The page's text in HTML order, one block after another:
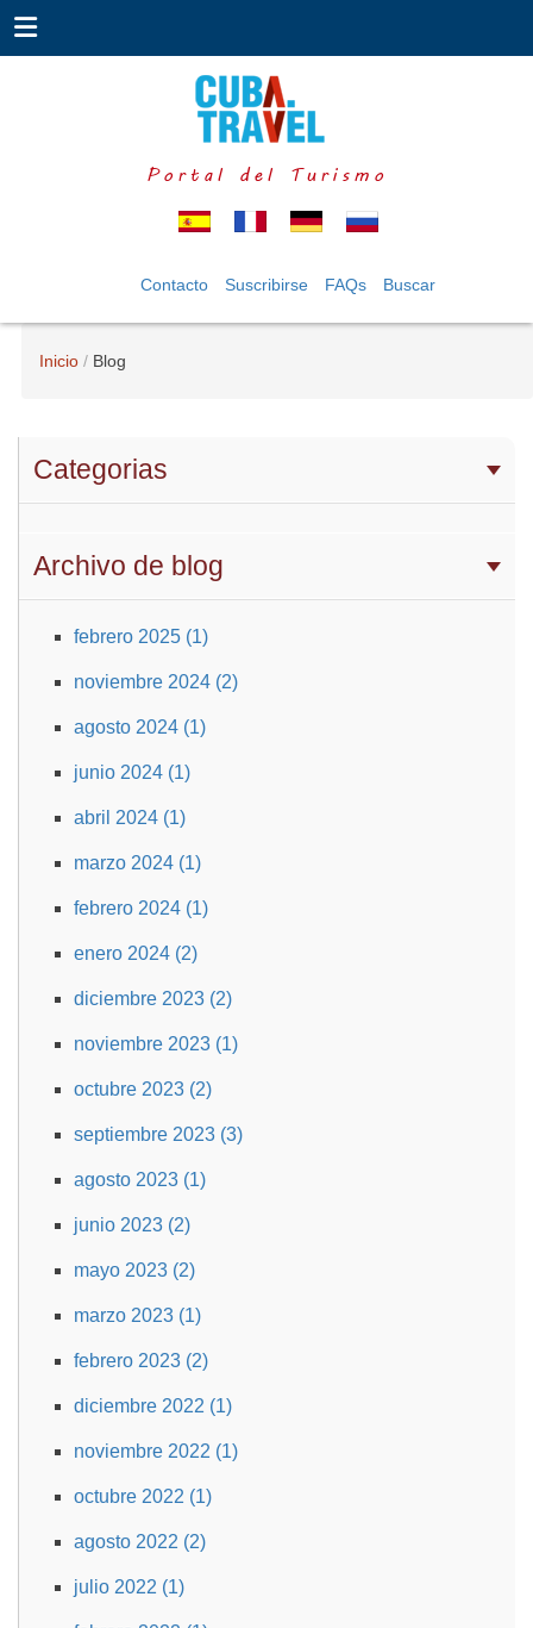
Portal del Turismo
Contacto Suscribirse FAQs Buscar
Inicio Blog
Categorias
Archivo de blog
febrero 2025 (1)
noviembre 2024 (2)
agosto 2024 (1)
junio 2024 (1)
abril 2024 (1)
marzo 2024 (1)
febrero 2024 (1)
enero 2024 (2)
diciembre 2023 (2)
noviembre 2023 (1)
octubre 2023 (2)
septiembre 2023 (3)
agosto 2023 (1)
junio 2023 (2)
mayo 2023 (2)
marzo 2023 (1)
febrero 2023 (2)
diciembre 2022 (1)
noviembre 2022 (1)
octubre 2022 (1)
agosto 2022 (2)
julio 2022 (1)